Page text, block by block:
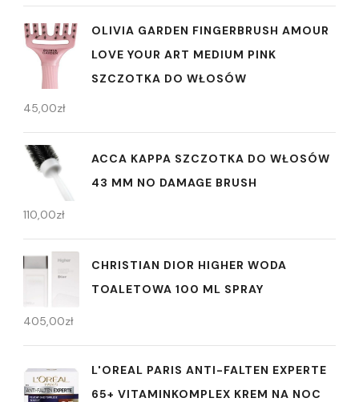
OLIVIA GARDEN FINGERBRUSH AMOUR
LOVE YOUR ART MEDIUM PINK
SZCZOTKA DO WŁOSÓW
45,00zł
ACCA KAPPA SZCZOTKA DO WŁOSÓW
43 MM NO DAMAGE BRUSH
110,00zł
CHRISTIAN DIOR HIGHER WODA
TOALETOWA 100 ML SPRAY
405,00zł
L'OREAL PARIS ANTI-FALTEN EXPERTE
65+ VITAMINKOMPLEX KREM NA NOC